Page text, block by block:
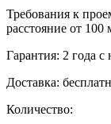
Требования к
расстояние от
Гарантия: 2 года
Доставка:
Количество: